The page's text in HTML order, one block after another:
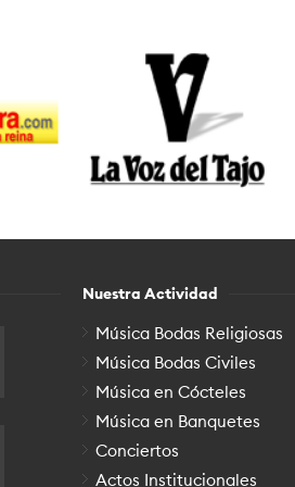
Nuestra Actividad
Música Bodas Religiosas
Música Bodas Civiles
Música en Cócteles
Música en Banquetes
Conciertos
Actos Institucionales